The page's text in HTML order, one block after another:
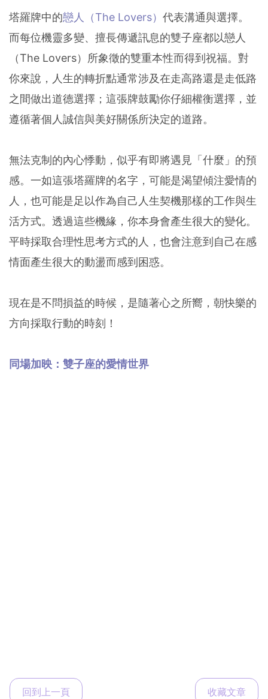
塔羅牌中的戀人（The Lovers） 代表溝通與選擇。
而每位機靈多變、擅長傳遞訊息的雙子座都以戀人
（The Lovers）所象徵的雙重本性而得到祝福。對
你來說，人生的轉折點通常涉及在走高路還是走低路
之間做出道德選擇；這張牌鼓勵你仔細權衡選擇，並
遵循著個人誠信與美好關係所決定的道路。
無法克制的內心悸動，似乎有即將遇見「什麼」的預
感。一如這張塔羅牌的名字，可能是渴望傾注愛情的
人，也可能是足以作為自己人生契機那樣的工作與生
活方式。透過這些機緣，你本身會產生很大的變化。
平時採取合理性思考方式的人，也會注意到自己在感
情面產生很大的動盪而感到困惑。
現在是不問損益的時候，是隨著心之所嚮，朝快樂的
方向採取行動的時刻！
同場加映：雙子座的愛情世界
回到上一頁 收藏文章